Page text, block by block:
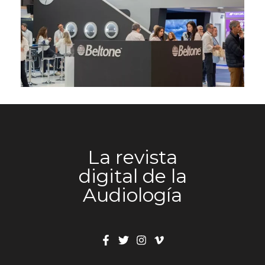
nuestros clientes, los profesionales de la audición,
con más capacidad, más servicio y más cercanía”.
[gallery size="large" link="none" columns="2"
Julio García Adeva, Head Manufacturing para
EMEA y Brasil de GN y una de las figuras clave en
la gestación de este proyecto, subraya que
centro de excelencia productiva, tecnológica y
de servicio, con vocación de referencia
internacional”. Carlos García, Country Manager de
GN, destaca que “este nuevo centro es una
palanca para seguir mejorando nuestro servicio,
una propuesta cada vez más sólida para el
de 2026, a un perfil de visitante cualificado y ha
evidenciado el creciente protagonismo de la
audiología como línea estratégica para las
ópticas. Una propuesta experiencial para un
mercado en transformación El stand de Beltone
ha destacado por su planteamiento conceptual,
como metáfora de un mercado en constante
estrategia definida. “Queríamos invitar a los
ópticos a subirse a un proyecto con rumbo claro,
en un entorno cambiante, y mostrarles que hay
oportunidades reales de crecimiento”, explicaba
Jezabel Bueno, responsable del proyecto de
La propuesta ha facilitado tanto el reencuentro
con clientes como la generación de nuevas
La revista
digital de la
Audiología